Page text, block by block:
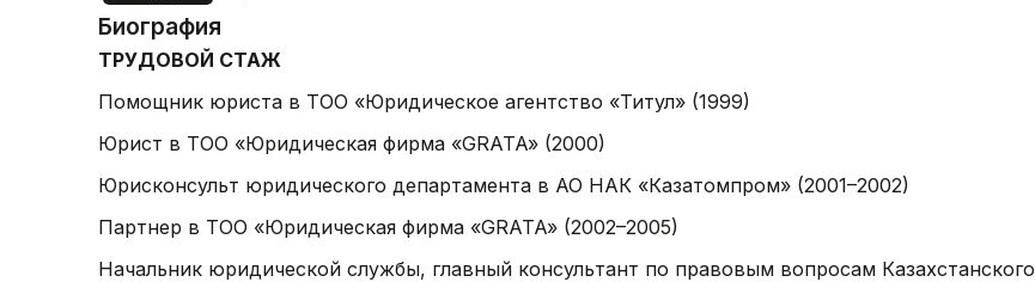
Биография
ТРУДОВОЙ СТАЖ
Помощник юриста в ТОО «Юридическое агентство «Титул» (1999)
Юрист в ТОО «Юридическая фирма «GRATA» (2000)
Юрисконсульт юридического департамента в АО НАК «Казатомпром» (2001–2002)
Партнер в ТОО «Юридическая фирма «GRATA» (2002–2005)
Начальник юридической службы, главный консультант по правовым вопросам Казахстанского